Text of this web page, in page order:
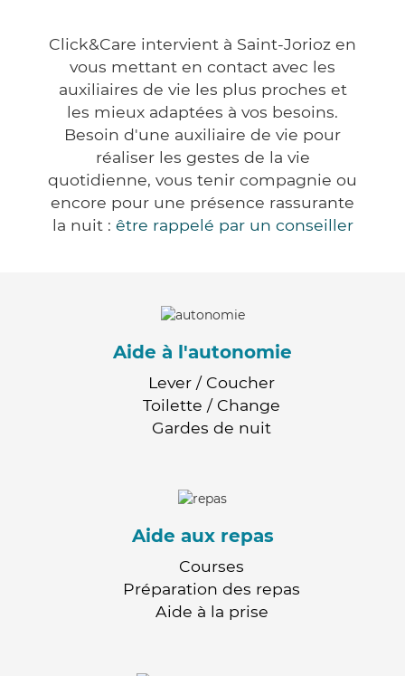
Click&Care intervient à Saint-Jorioz en
vous mettant en contact avec les
auxiliaires de vie les plus proches et
les mieux adaptées à vos besoins.
Besoin d'une auxiliaire de vie pour
réaliser les gestes de la vie
quotidienne, vous tenir compagnie ou
encore pour une présence rassurante
la nuit : être rappelé par un conseiller
Aide à l'autonomie
Lever / Coucher
Toilette / Change
Gardes de nuit
Aide aux repas
Courses
Préparation des repas
Aide à la prise